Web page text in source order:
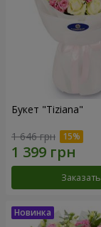
Букет "Tiziana"
1 646 грн
Заказать